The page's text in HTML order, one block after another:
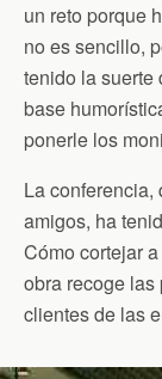
un reto porque
no es sencillo,
tenido la suerte
base
ponerle los
La conferencia,
amigos, ha
Cómo cortejar
obra recoge
clientes de las